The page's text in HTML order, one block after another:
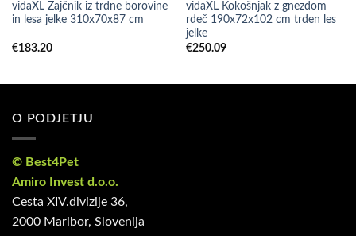
vidaXL Zajčnik iz trdne borovine
in lesa jelke 310x70x87 cm
€183.20
vidaXL Kokošnjak z gnezdom
rdeč 190x72x102 cm trden les
jelke
€250.09
O PODJETJU
© Best4Pet
Amiro Invest d.o.o.
Cesta XIV.divizije 36,
2000 Maribor, Slovenija